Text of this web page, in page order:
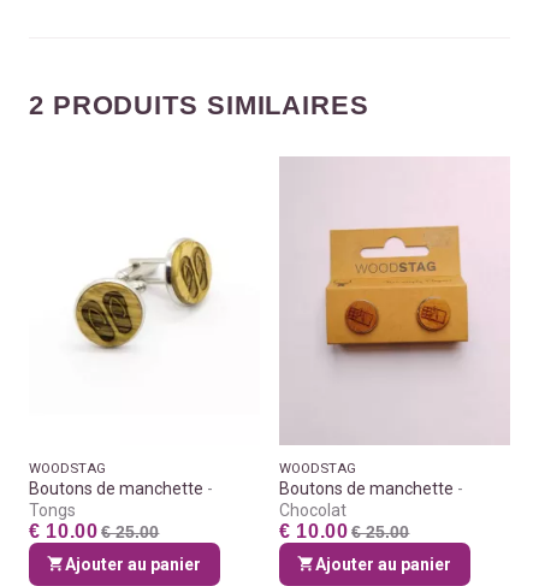
2 PRODUITS SIMILAIRES
WOODSTAG
Boutons de manchette
Tongs
€ 10.00 € 25.00
Ajouter au panier
WOODSTAG
Boutons de manchette
Chocolat
€ 10.00 € 25.00
Ajouter au panier